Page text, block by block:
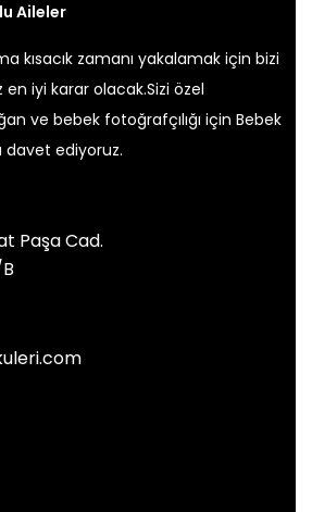
Aileler
kısacık zamanı yakalamak için bizi
en iyi karar olacak.Sizi özel
ve bebek fotoğrafçılığı için Bebek
ediyoruz.
Paşa Cad.